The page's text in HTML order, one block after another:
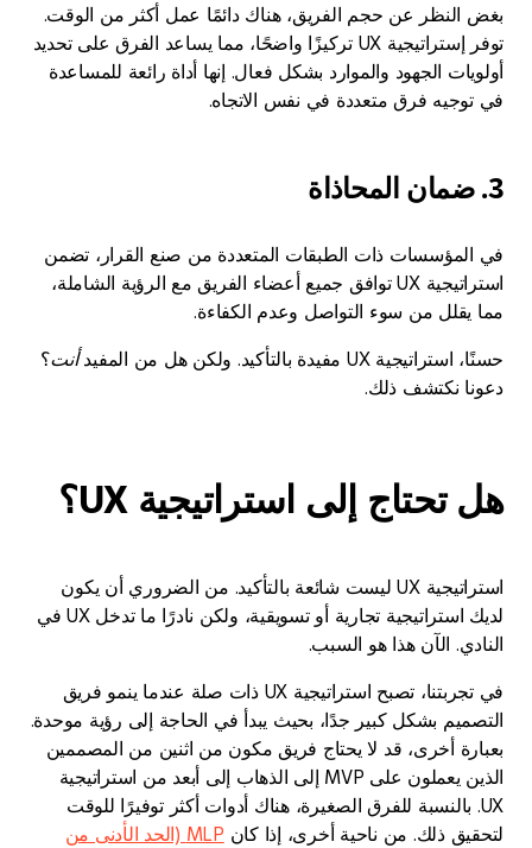
بغض النظر عن حجم الفريق، هناك دائمًا عمل أكثر من الوقت.
توفر إستراتيجية UX تركيزًا واضحًا، مما يساعد الفرق على تحديد
أولويات الجهود والموارد بشكل فعال. إنها أداة رائعة للمساعدة
في توجيه فرق متعددة في نفس الاتجاه.
3. ضمان المحاذاة
في المؤسسات ذات الطبقات المتعددة من صنع القرار، تضمن
استراتيجية UX توافق جميع أعضاء الفريق مع الرؤية الشاملة،
مما يقلل من سوء التواصل وعدم الكفاءة.
حسنًا، استراتيجية UX مفيدة بالتأكيد. ولكن هل من المفيد
أنت؟
دعونا نكتشف ذلك.
هل تحتاج إلى استراتيجية UX؟
استراتيجية UX ليست شائعة بالتأكيد. من الضروري أن يكون
لديك استراتيجية تجارية أو تسويقية، ولكن نادرًا ما تدخل UX في
النادي. الآن هذا هو السبب.
في تجربتنا، تصبح استراتيجية UX ذات صلة عندما ينمو فريق
التصميم بشكل كبير جدًا، بحيث يبدأ في الحاجة إلى رؤية موحدة.
بعبارة أخرى، قد لا يحتاج فريق مكون من اثنين من المصممين
الذين يعملون على MVP إلى الذهاب إلى أبعد من استراتيجية
UX. بالنسبة للفرق الصغيرة، هناك أدوات أكثر توفيرًا للوقت
لتحقيق ذلك. من ناحية أخرى، إذا كان
MLP (الحد الأدنى من